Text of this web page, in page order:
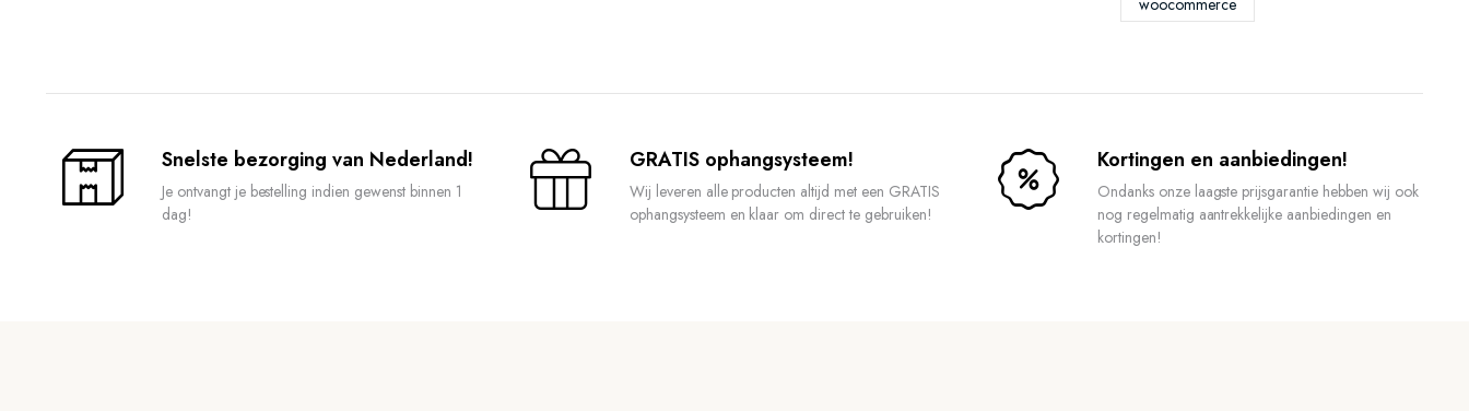
Snelste bezorging van Nederland!
Je ontvangt je bestelling indien gewenst binnen 1
dag!
GRATIS ophangsysteem!
Wij leveren alle producten altijd met een GRATIS
ophangsysteem en klaar om direct te gebruiken!
Kortingen en aanbiedingen!
Ondanks onze laagste prijsgarantie hebben wij ook
nog regelmatig aantrekkelijke aanbiedingen en
kortingen!